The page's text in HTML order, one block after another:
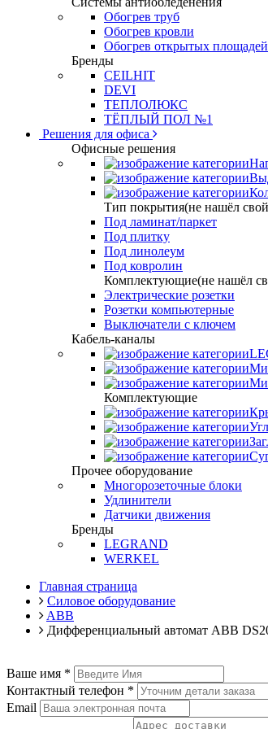
Обогрев труб
Обогрев кровли
Обогрев открытых площадей
Бренды
CEILHIT
DEVI
ТЕПЛОЛЮКС
ТЁПЛЫЙ ПОЛ №1
Решения для офиса
Офисные решения
Тип покрытия(не нашёл
Под ламинат/паркет
Под плитку
Под линолеум
Под ковролин
Комплектующие(не нашёл
Электрические розетки
Розетки компьютерные
Выключатели с ключем
Кабель-каналы
Комплектующие
Прочее оборудование
Многорозеточные блоки
Удлинители
Датчики движения
Бренды
LEGRAND
WERKEL
Главная страница
Силовое оборудование
ABB
Дифференциальный автомат ABB
Ваше имя *
Контактный телефон *
Email